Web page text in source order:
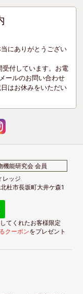
にありがとうござい
付しています。お電
ールのお問い合わせ
はお休みをいただい
機能研究会 会員
レッジ
杜市長坂町大井ケ森1
てくれたお客様限定
クーポンをプレゼント